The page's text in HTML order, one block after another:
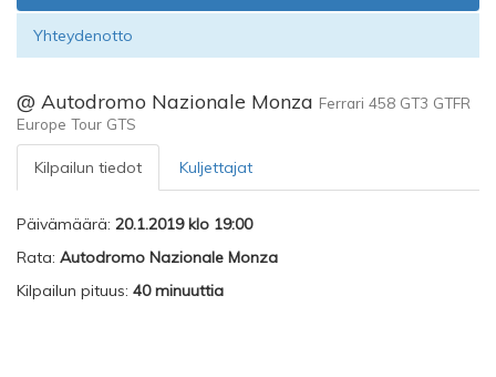
Yhteydenotto
@ Autodromo Nazionale Monza Ferrari 458 GT3 GTFR
Europe Tour GTS
Kilpailun tiedot Kuljettajat
Päivämäärä: 20.1.2019 klo 19:00
Rata: Autodromo Nazionale Monza
Kilpailun pituus: 40 minuuttia